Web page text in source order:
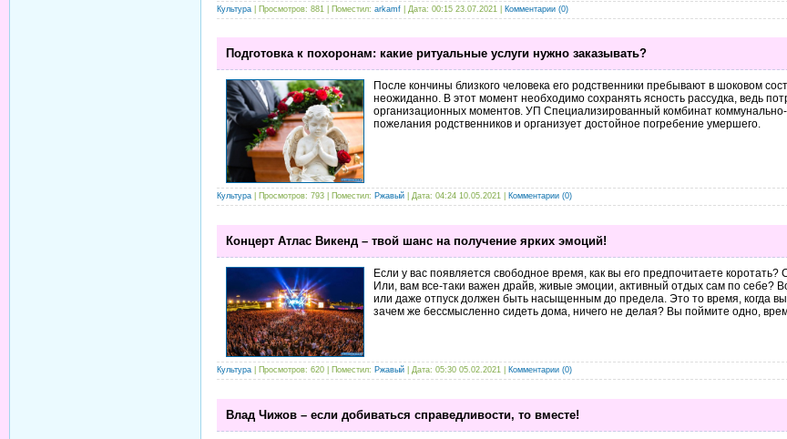
Культура | Просмотров: 881 | Поместил: arkamf | Дата: 00:15 23.07.2021 Комментарии (0)
Подготовка к похоронам: какие ритуальные услуги нужно заказывать?
После кончины близкого человека его родственники пребывают в шоковом
неожиданно. В этот момент необходимо сохранять ясность рассудка, ведь
организационных моментов. УП Специализированный комбинат коммунально-
пожелания родственников и организует достойное погребение умершего.
Культура | Просмотров: 793 | Поместил: Ржавый | Дата: 04:24 10.05.2021 Комментарии (0)
Концерт Атлас Викенд – твой шанс на получение ярких эмоций!
Если у вас появляется свободное время, как вы его предпочитаете
Или, вам все-таки важен драйв, живые эмоции, активный отдых сам по себе?
или даже отпуск должен быть насыщенным до предела. Это то время, когда вы
зачем же бессмысленно сидеть дома, ничего не делая? Вы поймите одно,
Культура | Просмотров: 620 | Поместил: Ржавый | Дата: 05:30 05.02.2021 Комментарии (0)
Влад Чижов – если добиваться справедливости, то вместе!